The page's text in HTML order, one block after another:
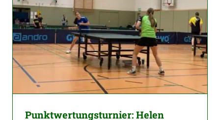
Punktwertungsturnier: Helen